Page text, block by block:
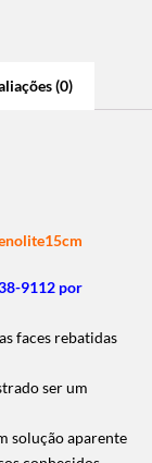
(0)
9112 por
faces rebatidas
ser um
solução aparente